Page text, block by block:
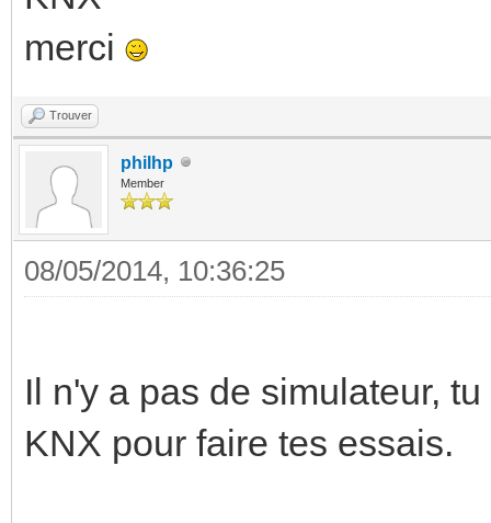
merci
Trouver
philhp
Member
08/05/2014, 10:36:25
Il n'y a pas de simulateur,
KNX pour faire tes essais.